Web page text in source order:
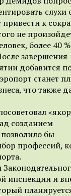
слухи
привести к
не
более 40
завершения
добавится
станет
что также
созданием
бы
профессий,
инспекции и